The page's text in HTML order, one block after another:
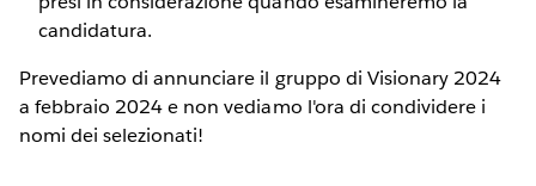
candidatura.
Prevediamo di annunciare il gruppo di Visionary 2024
a febbraio 2024 e non vediamo l'ora di condividere i
nomi dei selezionati!